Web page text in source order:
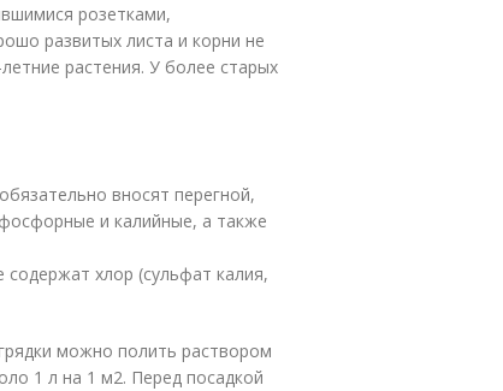
розетками,
развитых листа и корни не
растения. У более старых
вносят перегной,
и калийные, а также
хлор (сульфат калия,
можно полить раствором
1 л на 1 м2. Перед посадкой